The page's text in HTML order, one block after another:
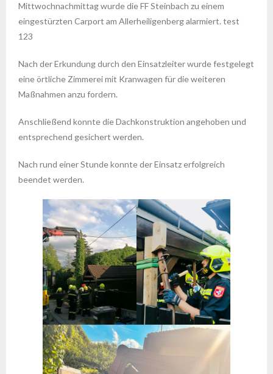
Mittwochnachmittag wurde die FF Steinbach zu einem
eingestürzten Carport am Allerheiligenberg alarmiert. test
123
Nach der Erkundung durch den Einsatzleiter wurde festgelegt
eine örtliche Zimmerei mit Kranwagen für die weiteren
Maßnahmen anzu fordern.
Anschließend konnte die Dachkonstruktion angehoben und
entsprechend gesichert werden.
Nach rund einer Stunde konnte der Einsatz erfolgreich
beendet werden.